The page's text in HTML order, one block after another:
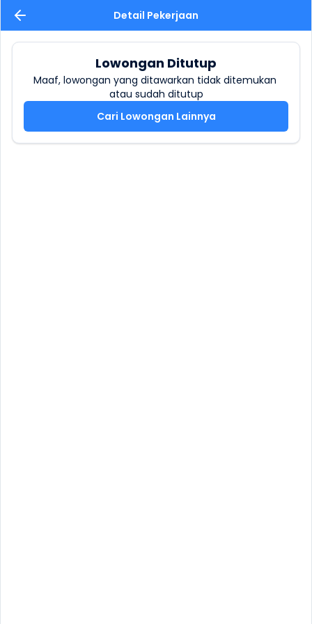
Detail Pekerjaan
Lowongan Ditutup
Maaf, lowongan yang ditawarkan tidak ditemukan
atau sudah ditutup
Cari Lowongan Lainnya